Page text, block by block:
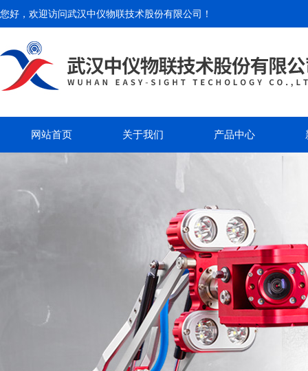
您好，欢迎访问武汉中仪物联技术股份有限公司 ！
网站首页 关于我们 产品中心